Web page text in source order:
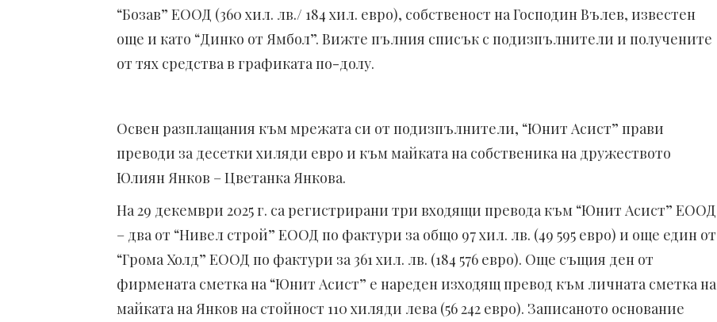
“Бозав” ЕООД (360 хил. лв./ 184 хил. евро), собственост на Господин Вълев, известен
още и като “Динко от Ямбол”. Вижте пълния списък с подизпълнители и получените
от тях средства в графиката по-долу.
Освен разплащания към мрежата си от подизпълнители, “Юнит Асист” прави
преводи за десетки хиляди евро и към майката на собственика на дружеството
Юлиян Янков – Цветанка Янкова.
На 29 декември 2025 г. са регистрирани три входящи превода към “Юнит Асист” ЕООД
– два от “Нивел строй” ЕООД по фактури за общо 97 хил. лв. (49 595 евро) и още един от
“Грома Холд” ЕООД по фактури за 361 хил. лв. (184 576 евро). Още същия ден от
фирмената сметка на “Юнит Асист” е нареден изходящ превод към личната сметка на
майката на Янков на стойност 110 хиляди лева (56 242 евро). Записаното основание